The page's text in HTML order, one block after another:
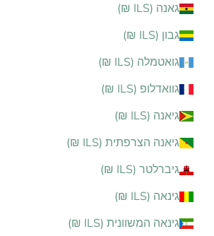
גאנה (ILS ₪)
גבון (ILS ₪)
גואטמלה (ILS ₪)
גוואדלופ (ILS ₪)
גיאנה (ILS ₪)
גיאנה הצרפתית (ILS ₪)
גיברלטר (ILS ₪)
גינאה (ILS ₪)
גינאה המשוונית (ILS ₪)